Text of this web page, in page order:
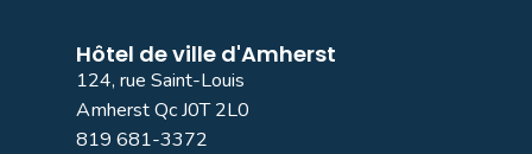
Hôtel de ville d'Amherst
124, rue Saint-Louis
Amherst Qc J0T 2L0
819 681-3372